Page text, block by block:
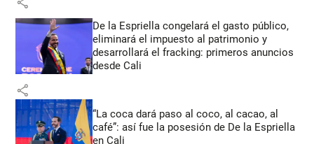
De la Espriella congelará el gasto público,
eliminará el impuesto al patrimonio y
desarrollará el fracking: primeros anuncios
desde Cali
share
“La coca dará paso al coco, al cacao, al
café”: así fue la posesión de De la Espriella
en Cali